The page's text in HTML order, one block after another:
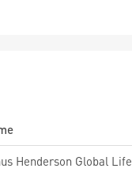
Henderson Global